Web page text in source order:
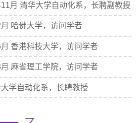
月 清华大学自动化系，长聘副教授
哈佛大学，访问学者
香港科技大学，访问学者
麻省理工学院，访问学者
学自动化系，长聘教授